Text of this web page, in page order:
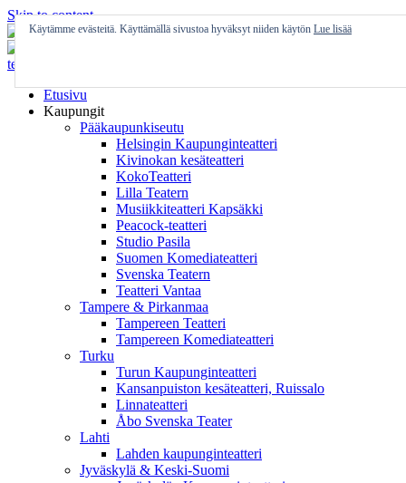
Skip to content
Etusivu
Kaupungit
Pääkaupunkiseutu
Helsingin Kaupunginteatteri
Kivinokan kesäteatteri
KokoTeatteri
Lilla Teatern
Musiikkiteatteri Kapsäkki
Peacock-teatteri
Studio Pasila
Suomen Komediateatteri
Svenska Teatern
Teatteri Vantaa
Tampere & Pirkanmaa
Tampereen Teatteri
Tampereen Komediateatteri
Turku
Turun Kaupunginteatteri
Kansanpuiston kesäteatteri, Ruissalo
Linnateatteri
Åbo Svenska Teater
Lahti
Lahden kaupunginteatteri
Jyväskylä & Keski-Suomi
Käytämme evästeitä. Käyttämällä sivustoa hyväksyt niiden käytön Lue lisää